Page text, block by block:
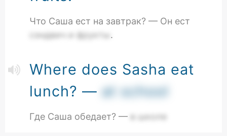
Что Саша ест на завтрак? — Он ест
сэндвич и фрукты .
Where does Sasha eat
lunch? — at school
Где Саша обедает? — в школе